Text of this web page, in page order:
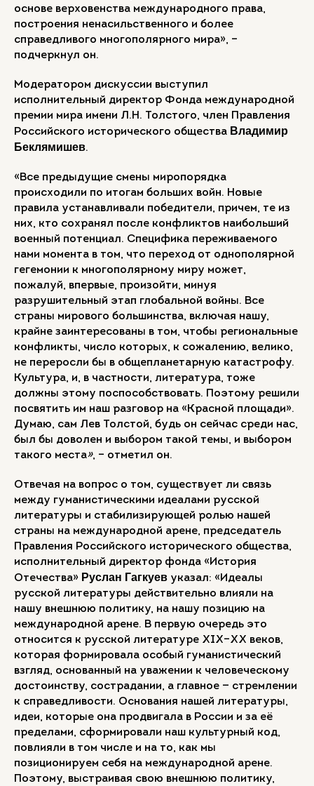
основе верховенства международного права,
построения ненасильственного и более
справедливого многополярного мира», –
подчеркнул он.
Модератором дискуссии выступил
исполнительный директор Фонда международной
премии мира имени Л.Н. Толстого, член Правления
Российского исторического общества Владимир
Беклямишев.
«Все предыдущие смены миропорядка
происходили по итогам больших войн. Новые
правила устанавливали победители, причем, те из
них, кто сохранял после конфликтов наибольший
военный потенциал. Специфика переживаемого
нами момента в том, что переход от однополярной
гегемонии к многополярному миру может,
пожалуй, впервые, произойти, минуя
разрушительный этап глобальной войны. Все
страны мирового большинства, включая нашу,
крайне заинтересованы в том, чтобы региональные
конфликты, число которых, к сожалению, велико,
не переросли бы в общепланетарную катастрофу.
Культура, и, в частности, литература, тоже
должны этому поспособствовать. Поэтому решили
посвятить им наш разговор на «Красной площади».
Думаю, сам Лев Толстой, будь он сейчас среди нас,
был бы доволен и выбором такой темы, и выбором
такого места», – отметил он.
Отвечая на вопрос о том, существует ли связь
между гуманистическими идеалами русской
литературы и стабилизирующей ролью нашей
страны на международной арене, председатель
Правления Российского исторического общества,
исполнительный директор фонда «История
Отечества» Руслан Гагкуев указал: «Идеалы
русской литературы действительно влияли на
нашу внешнюю политику, на нашу позицию на
международной арене. В первую очередь это
относится к русской литературе XIX–XX веков,
которая формировала особый гуманистический
взгляд, основанный на уважении к человеческому
достоинству, сострадании, а главное — стремлении
к справедливости. Основания нашей литературы,
идеи, которые она продвигала в России и за её
пределами, сформировали наш культурный код,
повлияли в том числе и на то, как мы
позиционируем себя на международной арене.
Поэтому, выстраивая свою внешнюю политику,